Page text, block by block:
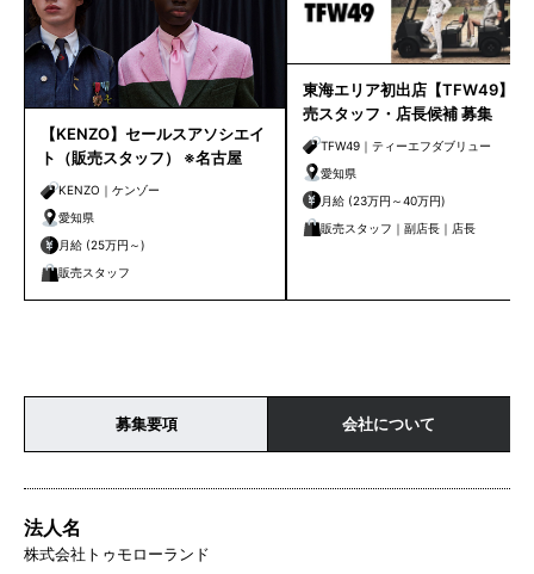
【KENZO】セールスアソシエイ
ト（販売スタッフ） ※名古屋
KENZO｜ケンゾー
愛知県
月給 (25万円～)
販売スタッフ
東海エリア初出店【TFW49】販
売スタッフ・店長候補 募集
TFW49｜ティーエフダブリュー
愛知県
月給 (23万円～40万円)
販売スタッフ｜副店長｜店長
募集要項 会社について
法人名
株式会社トゥモローランド